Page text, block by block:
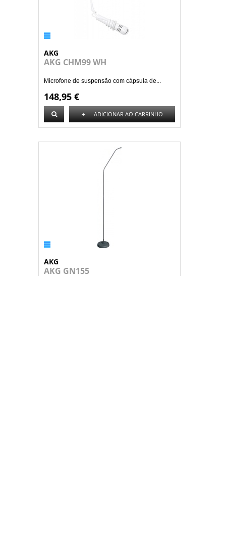
AKG
AKG CHM99 WH
Microfone de suspensão com cápsula de...
148,95 €
+ ADICIONAR AO CARRINHO
AKG
AKG GN155